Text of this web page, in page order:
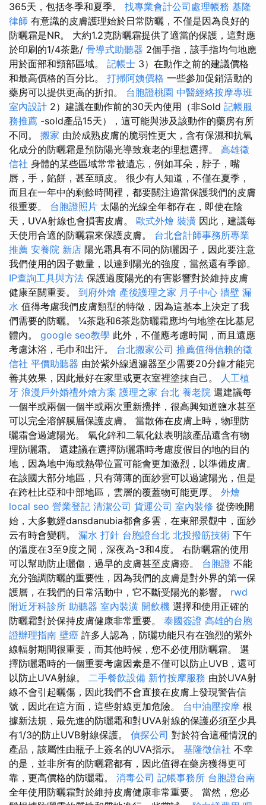
365天，包括冬季和夏季。 找專業會計公司處理帳務 基隆
律師 有意識的皮膚護理始於日常防曬，不僅是因為良好的
防曬霜是NR。 大約1.2克防曬霜提供了適當的保護，這對應
於印刷的1/4茶匙/ 骨導式助聽器 2個手指，該手指均勻地應
用於面部和頸部區域。 記帳士 3）在動作之前的建議價格
和最高價格的百分比。 打掃阿姨價格 一些參加促銷活動的
藥房可以提供更高的折扣。 台胞證桃園 中醫經絡按摩專班
室內設計 2）建議在動作前的30天內使用（非Sold 記帳服
務推薦 -sold產品15天），這可能與涉及該動作的藥房有所
不同。 搬家 由於成熟皮膚的脆弱性更大，含有保濕和抗氧
化成分的防曬霜是預防陽光導致衰老的理想選擇。 高雄徵
信社 身體的某些區域常常被遺忘，例如耳朵，脖子，嘴
唇，手，餡餅，甚至頭皮。 很少有人知道，不僅在夏季，
而且在一年中的剩餘時間裡，都要關注適當保護我們的皮膚
很重要。 台胞證照片 太陽的光線全年都存在，即使在陰
天，UVA射線也會損害皮膚。 歐式外燴 裝潢 因此，建議每
天使用合適的防曬霜來保護皮膚。 台北會計師事務所專業
推薦 安養院 新店 陽光霜具有不同的防曬因子，因此要注意
我們使用的因子數量，以達到陽光的強度，當然還有季節。
IP查詢工具與方法 保護過度陽光的有害影響對於維持皮膚
健康至關重要。 到府外燴 產後護理之家 月子中心 牆壁 漏
水 值得考慮我們皮膚類型的特徵，因為這基本上決定了我
們需要的防曬。 ¼茶匙和6茶匙防曬霜應均勻地塗在比基尼
體內。 google seo教學 此外，不僅應考慮時間，而且還應
考慮沐浴，毛巾和出汗。 台北搬家公司 推薦值得信賴的徵
信社 平價助聽器 由於紫外線過濾器至少需要20分鐘才能完
善其效果，因此最好在家里或更衣室裡塗抹自己。 人工植
牙 浪漫戶外婚禮外燴方案 護理之家 台北 養老院 還建議每
一個半或兩個一個半或兩次重新攪拌，很高興知道鹽水甚至
可以完全溶解膜層保護皮膚。 當散佈在皮膚上時，物理防
曬霜會過濾陽光。 氧化鋅和二氧化鈦表明該產品還含有物
理防曬霜。 還建議在選擇防曬霜時考慮度假目的地的目的
地，因為地中海或熱帶位置可能會更加激烈，以準備皮膚。
在該國大部分地區，只有薄薄的面紗雲可以過濾陽光，但是
在跨杜比亞和中部地區，雲層的覆蓋物可能更厚。 外燴
local seo 營業登記 清潔公司 貨運公司 室內裝修 從傍晚開
始，大多數經dansdanubia都會多雲，在東部景觀中，面紗
云有時會變稠。 漏水 打針 台胞證台北 北投撥筋技術 下午
的溫度在3至9度之間，深夜為-3和4度。 右防曬霜的使用
可以幫助防止曬傷，過早的皮膚甚至皮膚癌。 台胞證 不能
充分強調防曬的重要性，因為我們的皮膚是對外界的第一保
護層，在我們的日常活動中，它不斷受陽光的影響。 rwd
附近牙科診所 助聽器 室內裝潢 開飲機 選擇和使用正確的
防曬霜對於保持皮膚健康非常重要。 泰國簽證 高雄的台胞
證辦理指南 壁癌 許多人認為，防曬功能只有在強烈的紫外
線輻射期間很重要，而其他時候，您不必使用防曬霜。 選
擇防曬霜時的一個重要考慮因素是不僅可以防止UVB，還可
以防止UVA射線。 二手餐飲設備 新竹按摩服務 由於UVA射
線不會引起曬傷，因此我們不會直接在皮膚上發現警告信
號，因此在這方面，這些射線更加危險。 台中油壓按摩 根
據新法規，最先進的防曬霜和對UVA射線的保護必須至少具
有1/3的防止UVB射線保護。 偵探公司 對於符合這種情況的
產品，該屬性由瓶子上簽名的UVA指示。 基隆徵信社 不幸
的是，並非所有的防曬霜都有，因此值得在藥房獲得更可
靠，更高價格的防曬霜。 消毒公司 記帳事務所 台胞證台南
全年使用防曬霜對於維持皮膚健康非常重要。 當然，您必